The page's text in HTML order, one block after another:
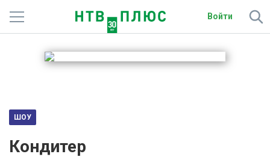
Войти
Телеканалы
ШОУ
Кондитер